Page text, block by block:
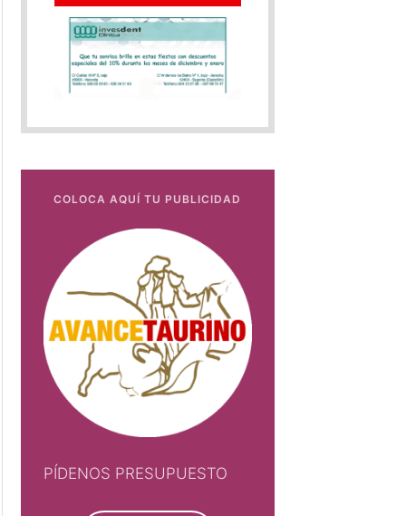
COLOCA AQUÍ TU PUBLICIDAD
PÍDENOS PRESUPUESTO